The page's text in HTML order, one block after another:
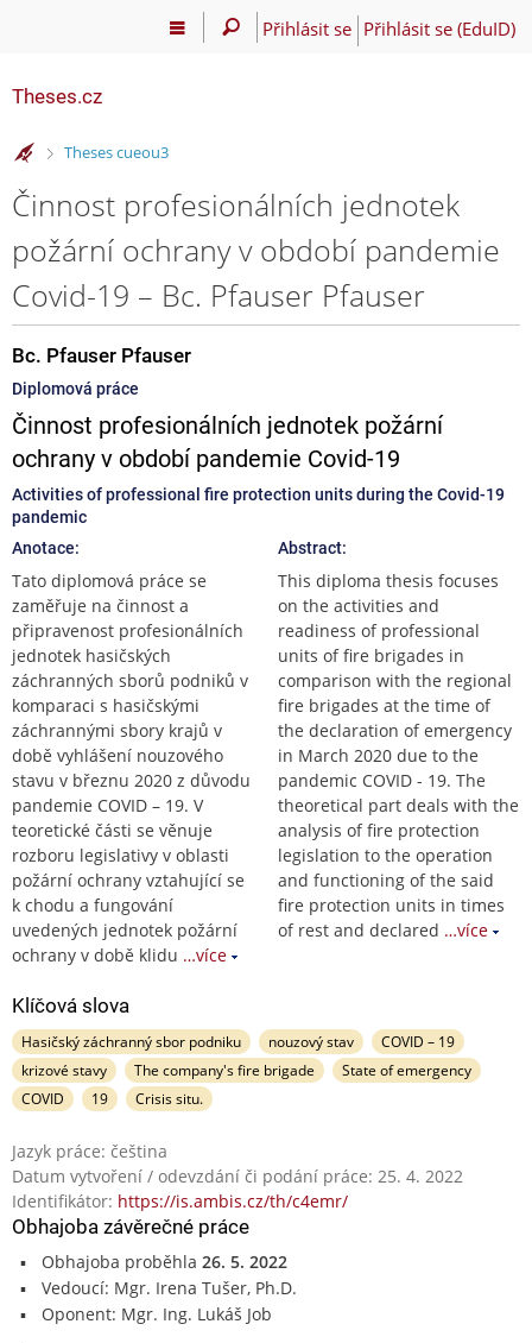
Přihlásit se Přihlásit se (EduID)
Theses.cz
>
Theses cueou3
Činnost profesionálních jednotek
požární ochrany v období pandemie
Covid-19 – Bc. Pfauser Pfauser
Bc. Pfauser Pfauser
Diplomová práce
Činnost profesionálních jednotek požární
ochrany v období pandemie Covid-19
Activities of professional fire protection units during the Covid-19
pandemic
Anotace:
Tato diplomová práce se
zaměřuje na činnost a
připravenost profesionálních
jednotek hasičských
záchranných sborů podniků v
komparaci s hasičskými
záchrannými sbory krajů v
době vyhlášení nouzového
stavu v březnu 2020 z důvodu
pandemie COVID – 19. V
teoretické části se věnuje
rozboru legislativy v oblasti
požární ochrany vztahující se
k chodu a fungování
uvedených jednotek požární
ochrany v době klidu …více
Abstract:
This diploma thesis focuses
on the activities and
readiness of professional
units of fire brigades in
comparison with the regional
fire brigades at the time of
the declaration of emergency
in March 2020 due to the
pandemic COVID - 19. The
theoretical part deals with the
analysis of fire protection
legislation to the operation
and functioning of the said
fire protection units in times
of rest and declared …více
Klíčová slova
Hasičský záchranný sbor podniku nouzový stav
COVID – 19
krizové stavy
The company's fire brigade
State of emergency
COVID
19 Crisis situ.
Jazyk práce: čeština
Datum vytvoření / odevzdání či podání práce: 25. 4. 2022
Identifikátor: https://is.ambis.cz/th/c4emr/
Obhajoba závěrečné práce
Obhajoba proběhla 26. 5. 2022
Vedoucí: Mgr. Irena Tušer, Ph.D.
Oponent: Mgr. Ing. Lukáš Job